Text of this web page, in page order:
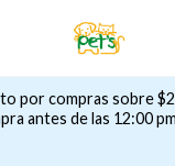
por compras sobre
antes de las 12:00